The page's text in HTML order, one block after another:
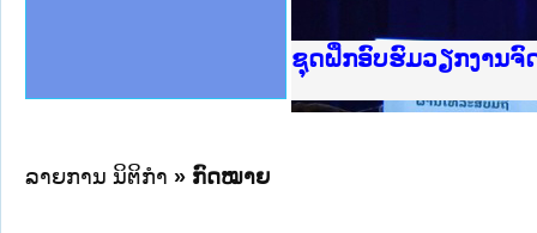
Ministry of Justice
ເຜີຍແຜ່ວັບໄຊຈົດໝາຍເ
ກະຊວງຍຸຕິທຳ
ຊຸດຝຶກອົບຮົມວຽກງານຈົ
ກອງປະຊຸມທົບທວນຄືນກ
ຝຶກອົບຮົມ ຜູ່ປະສານງາ
ຝຶກອົບຮົມ ຜູ່ປະສານງາ
ເຜີຍແຜ່ແອັບກົດໝາຍລາ
ເຜີຍແຜ່ແອັບກົດໝາຍລາ
ຍົກລະດັບວຽກງານຈົດໝ
ຊຸດຝຶກອົບຮົມວຽກງານຈົ
ລາຍການ ນິຕິກໍາ » ກົດໝາຍ